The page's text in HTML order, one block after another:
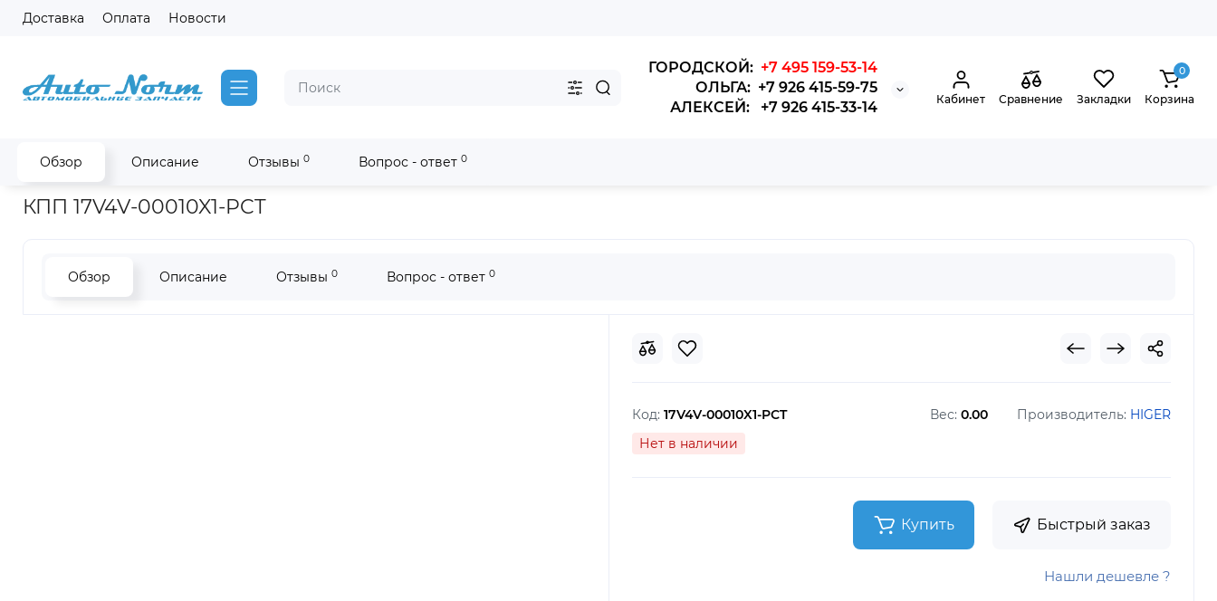
Доставка Оплата Новости
ГОРОДСКОЙ: +7 495 159-53-14
ОЛЬГА: +7 926 415-59-75
АЛЕКСЕЙ: +7 926 415-33-14
Кабинет Сравнение Закладки
0
Корзина
Обзор Описание Отзывы 0 Вопрос - ответ 0
Главная Запчасти Higer КПП Higer 6129 6S190
КПП 17V4V-00010X1-PCT
Обзор Описание Отзывы 0 Вопрос - ответ 0
Код: 17V4V-00010X1-PCT Производитель: HIGER
Нет в наличии
Вес:0.00
Купить Быстрый заказ
Нашли дешевле ?